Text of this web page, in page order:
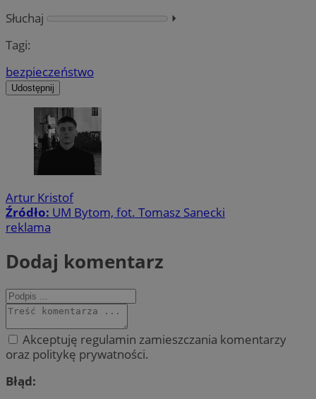
Słuchaj
⏵︎
Tagi:
bezpieczeństwo
Udostępnij
Artur Kristof
Źródło: UM Bytom, fot. Tomasz Sanecki
reklama
Dodaj komentarz
Akceptuję regulamin zamieszczania komentarzy
oraz politykę prywatności.
Błąd: